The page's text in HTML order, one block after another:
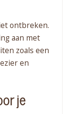
ontbreken.
aan met
zoals een
en
je